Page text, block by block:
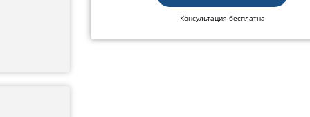
Консультация бесплатна